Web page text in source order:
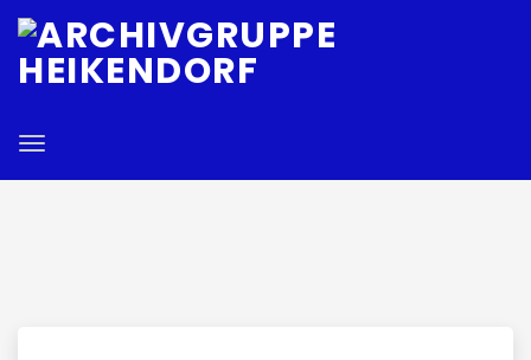
Toggle